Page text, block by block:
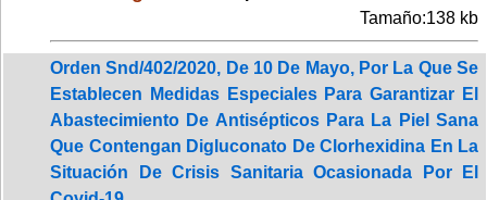
Tamaño:138 kb
Orden Snd/402/2020, De 10 De Mayo, Por La Que Se
Establecen Medidas Especiales Para Garantizar El
Abastecimiento De Antisépticos Para La Piel Sana
Que Contengan Digluconato De Clorhexidina En La
Situación De Crisis Sanitaria Ocasionada Por El